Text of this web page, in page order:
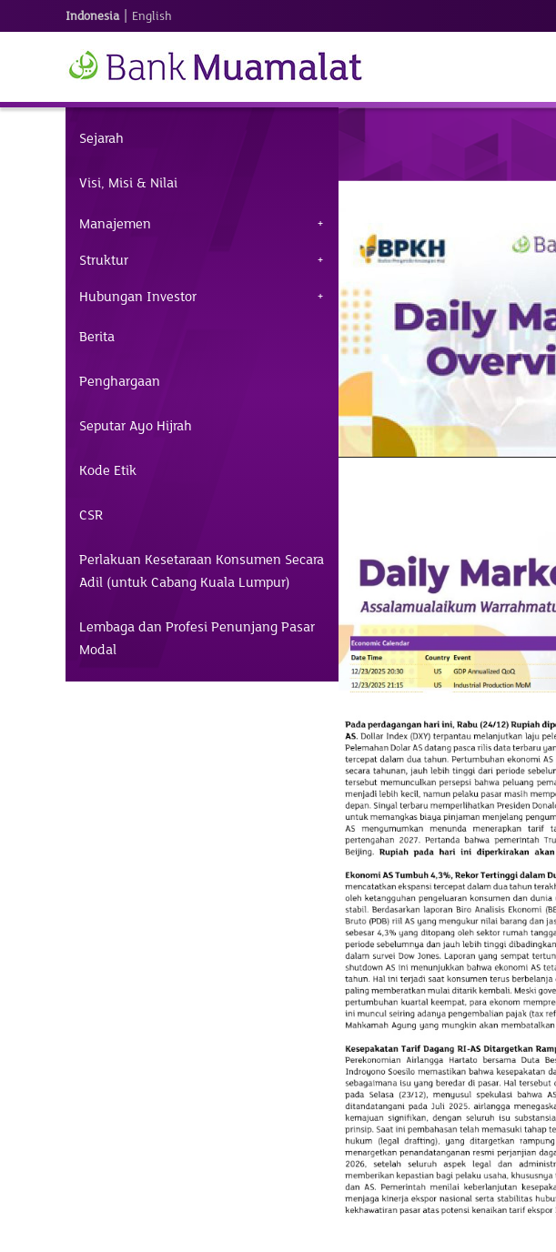
Indonesia | English
Sejarah
Visi, Misi & Nilai
Manajemen
Struktur
Hubungan Investor
Berita
Penghargaan
Seputar Ayo Hijrah
Kode Etik
CSR
Perlakuan Kesetaraan Konsumen Secara
Adil (untuk Cabang Kuala Lumpur)
Lembaga dan Profesi Penunjang Pasar
Modal